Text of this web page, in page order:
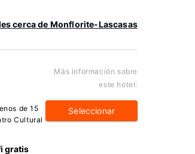
cerca de Monflorite-Lascasas
de 15
Cultural
gratis
Más información sobre
este hotel:
Seleccionar